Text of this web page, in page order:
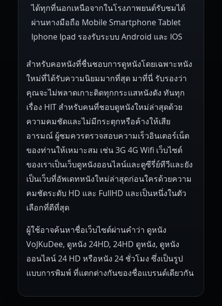
ได้ทุกที่นอกเหนือจากในโรงภาพยนต์รับชมได้
ผ่านทางมือถือ Mobile Smartphone Tablet
Iphone Ipad รองรับระบบ Android และ IOS
สำหรับคอหนังที่ชื่นชอบการดูหนังโดยเฉพาะหนัง
ใหม่ที่ได้รับความนิยมมากที่สุด มาที่นี่ รับรองว่า
คุณจะไม่พลาดเกาะติดทุกกระแสหนังดัง ทันทุก
เรื่อง HIT สำหรับคนที่ชอบดูหนังใหม่ล่าสุดด้วย
ความคมชัดและไม่มีกระตุกหรือค้างให้เสีย
อารมณ์ ผู้ชมควรตรวจสอบความเร็วอินเตอร์เน็ต
ของท่านให้เหมาะสม เช่น 3G 4G Wifi เว็บไซต์
ของเราเป็นเว็บดูหนังออนไลน์และดูซีรี่ย์ทีวีและยัง
เป็นเว็บที่อัพเดทหนังใหม่ล่าสุดก่อนใครด้วยความ
คมชัดระดับ HD และ FullHD และเป็นหนึ่งในตัว
เลือกที่ดีที่สุด
ผู้ใช้อาจค้นหาชื่อเว็บไซต์ผ่านคำว่า ดูหนัง
VoJKuDee, ดูหนัง 24HD, 24HD ดูหนัง, ดูหนัง
ออนไลน์ 24 HD หรือหนัง 24 ชั่วโมง ซึ่งเป็นรูป
แบบการพิมพ์ ที่แตกต่างกันของชื่อแบรนด์เดียวกัน